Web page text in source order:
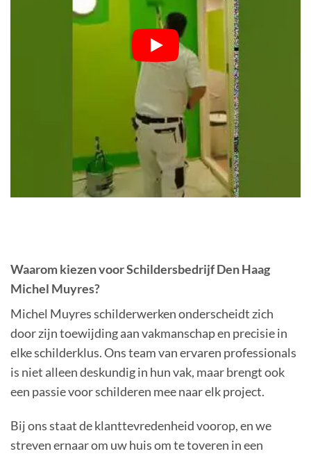
Waarom kiezen voor Schildersbedrijf Den Haag
Michel Muyres?
Michel Muyres schilderwerken onderscheidt zich
door zijn toewijding aan vakmanschap en precisie in
elke schilderklus. Ons team van ervaren professionals
is niet alleen deskundig in hun vak, maar brengt ook
een passie voor schilderen mee naar elk project.
Bij ons staat de klanttevredenheid voorop, en we
streven ernaar om uw huis om te toveren in een